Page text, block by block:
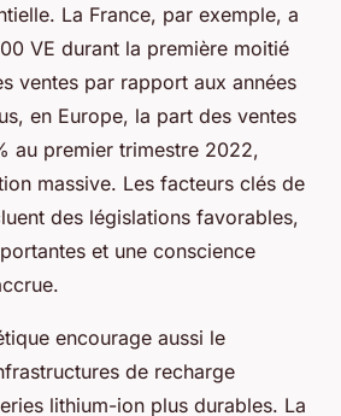
La France, par exemple, a
VE durant la première moitié
ventes par rapport aux années
en Europe, la part des ventes
au premier trimestre 2022,
massive. Les facteurs clés de
des législations favorables,
et une conscience
encourage aussi le
de recharge
lithium-ion plus durables. La